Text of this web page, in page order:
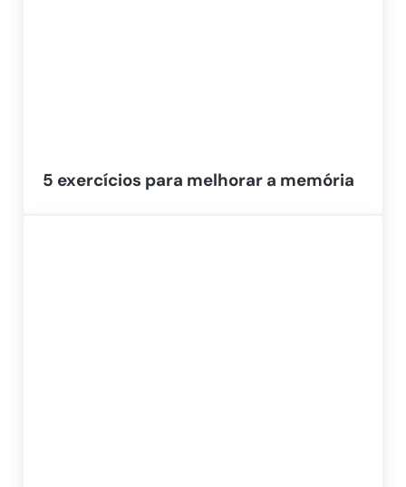
5 exercícios para melhorar a memória